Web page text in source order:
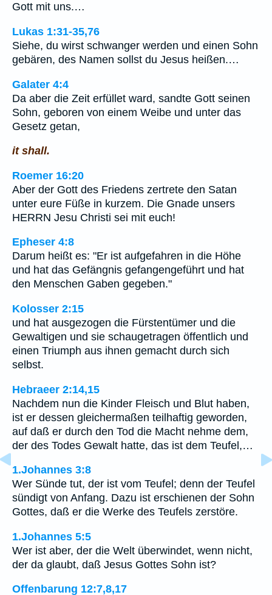
Gott mit uns.…
Lukas 1:31-35,76
Siehe, du wirst schwanger werden und einen Sohn
gebären, des Namen sollst du Jesus heißen.…
Galater 4:4
Da aber die Zeit erfüllet ward, sandte Gott seinen
Sohn, geboren von einem Weibe und unter das
Gesetz getan,
it shall.
Roemer 16:20
Aber der Gott des Friedens zertrete den Satan
unter eure Füße in kurzem. Die Gnade unsers
HERRN Jesu Christi sei mit euch!
Epheser 4:8
Darum heißt es: "Er ist aufgefahren in die Höhe
und hat das Gefängnis gefangengeführt und hat
den Menschen Gaben gegeben."
Kolosser 2:15
und hat ausgezogen die Fürstentümer und die
Gewaltigen und sie schaugetragen öffentlich und
einen Triumph aus ihnen gemacht durch sich
selbst.
Hebraeer 2:14,15
Nachdem nun die Kinder Fleisch und Blut haben,
ist er dessen gleichermaßen teilhaftig geworden,
auf daß er durch den Tod die Macht nehme dem,
der des Todes Gewalt hatte, das ist dem Teufel,…
1.Johannes 3:8
Wer Sünde tut, der ist vom Teufel; denn der Teufel
sündigt von Anfang. Dazu ist erschienen der Sohn
Gottes, daß er die Werke des Teufels zerstöre.
1.Johannes 5:5
Wer ist aber, der die Welt überwindet, wenn nicht,
der da glaubt, daß Jesus Gottes Sohn ist?
Offenbarung 12:7,8,17